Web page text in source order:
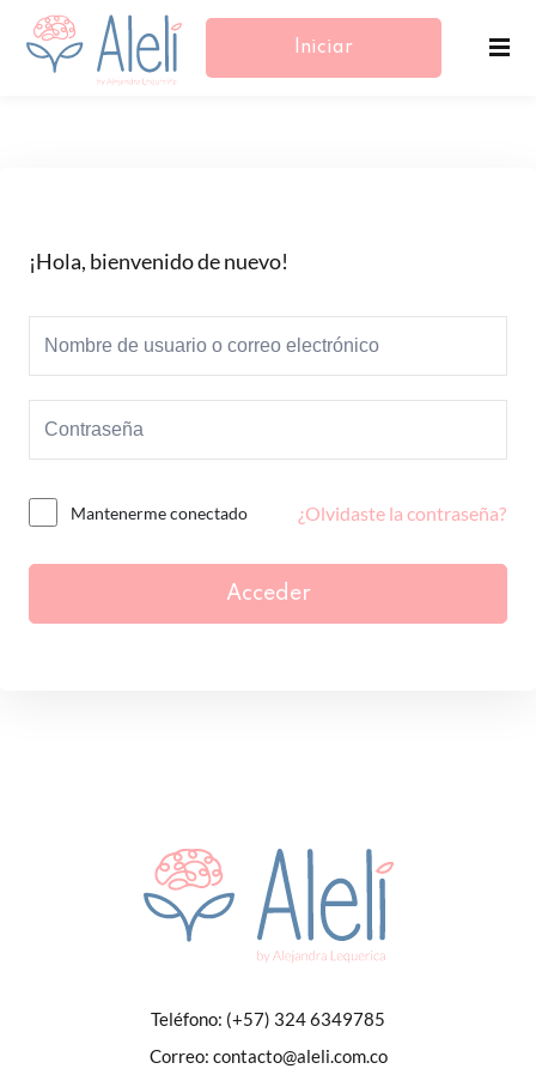
Iniciar
¡Hola, bienvenido de nuevo!
Mantenerme conectado ¿Olvidaste la contraseña?
Acceder
Teléfono: (+57) 324 6349785
Correo: contacto@aleli.com.co